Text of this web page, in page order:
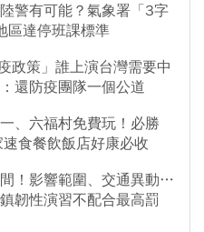
警有可能？氣象署「3字
區達停班課標準
政策」誰上演台灣需要中
還防疫團隊一個公道
、六福村免費玩！必勝
食餐飲飯店好康必收
！影響範圍、交通異動…
韌性演習不配合最高罰